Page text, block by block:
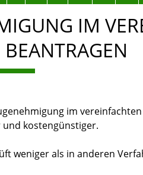
IM
im
kostengünstiger.
weniger als in anderen